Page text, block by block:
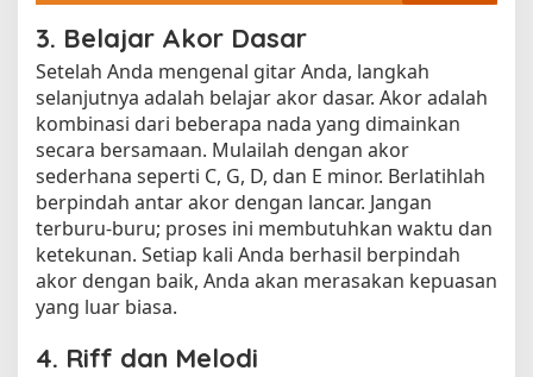
3. Belajar Akor Dasar
Setelah Anda mengenal gitar Anda, langkah
selanjutnya adalah belajar akor dasar. Akor adalah
kombinasi dari beberapa nada yang dimainkan
secara bersamaan. Mulailah dengan akor
sederhana seperti C, G, D, dan E minor. Berlatihlah
berpindah antar akor dengan lancar. Jangan
terburu-buru; proses ini membutuhkan waktu dan
ketekunan. Setiap kali Anda berhasil berpindah
akor dengan baik, Anda akan merasakan kepuasan
yang luar biasa.
4. Riff dan Melodi